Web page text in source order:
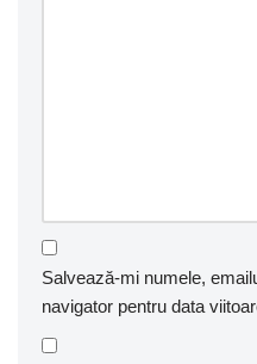
Salvează-mi numele,
navigator pentru data